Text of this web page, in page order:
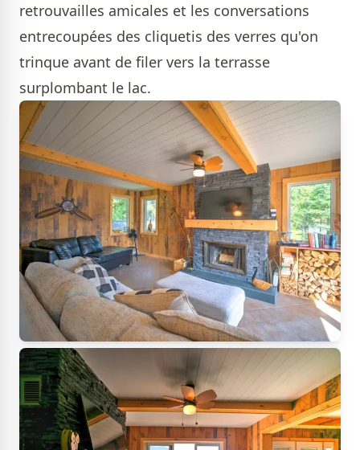
retrouvailles amicales et les conversations
entrecoupées des cliquetis des verres qu'on
trinque avant de filer vers la terrasse
surplombant le lac.